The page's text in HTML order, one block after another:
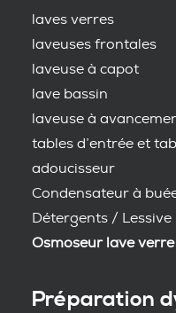
laves verres
laveuses frontales
laveuse à capot
lave bassin
laveuse à
tables d’entrée et
adoucisseur
Condensateur à
Détergents / Lessive
Osmoseur lave verre
Préparation